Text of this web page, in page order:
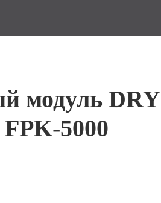
модуль DRY
5000